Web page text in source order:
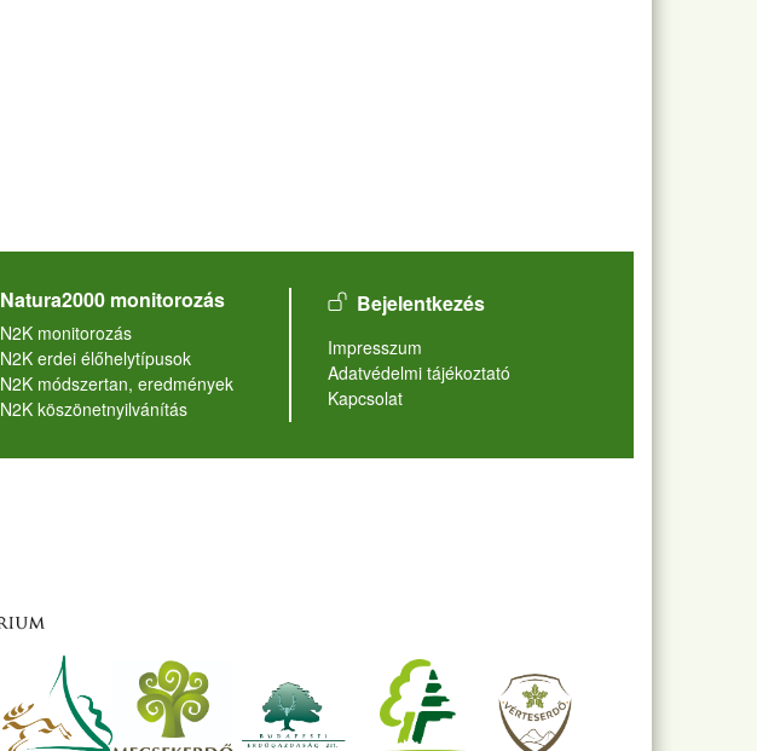
Natura2000 monitorozás
N2K monitorozás
N2K erdei élőhelytípusok
N2K módszertan, eredmények
N2K köszönetnyilvánítás
User account menu
Bejelentkezés
Lábléc
Impresszum
Adatvédelmi tájékoztató
Kapcsolat